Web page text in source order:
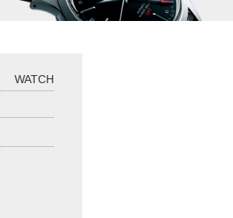
WATCH